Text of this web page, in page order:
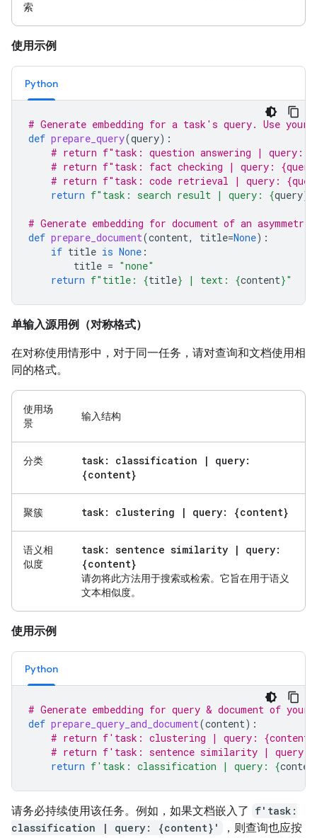
索
使用示例
Python
# Generate embedding for a task's query. Use
def prepare_query(query):
# return f"task: question answering | query:
# return f"task: fact checking | query:
# return f"task: code retrieval | query:
return f"task: search result | query: {query}
# Generate embedding for document of an
def prepare_document(content, title=None):
if title is None :
title = "none"
return f"title: {title} | text: {content}"
单输入源用例（对称格式）
在对称使用情形中，对于同一任务，请对查询和文档使用相
同的格式。
使用场
景
输入结构
分类 task: classification |
query:
{content}
聚簇 task: clustering | query: {content}
语义相
似度
task: sentence similarity |
query:
{content}
请勿将此方法用于搜索或检索。它旨在用于语义
文本相似度。
使用示例
Python
# Generate embedding for query & document of your
def prepare_query_and_document(content):
# return f'task: clustering | query:
# return f'task: sentence similarity | query:
return f'task: classification | query: {
请务必持续使用该任务。例如，如果文档嵌入了 f'task:
classification | query: {content}'
，则查询也应按